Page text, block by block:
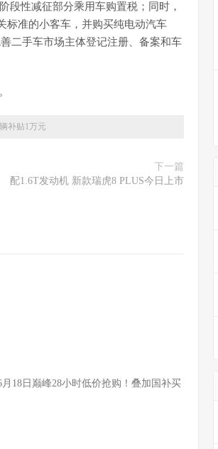
段性减征部分乘用车购置税；同时，
标准的小客车，并购买纯电动汽车
二手车市场主体登记注册、备案和车
补贴1万元
下一篇
配1.6T发动机 新款瑞虎8 PLUS今日上市
18日巅峰28小时低价抢购！叠加国补买